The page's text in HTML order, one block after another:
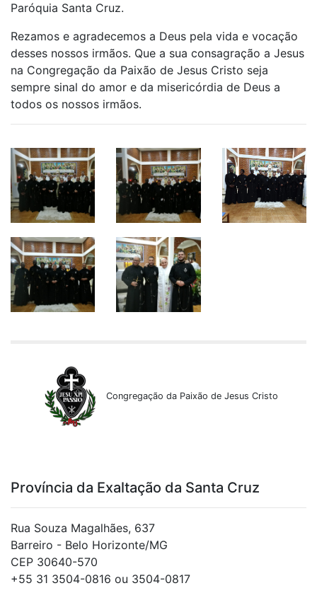
Paróquia Santa Cruz.
Rezamos e agradecemos a Deus pela vida e vocação
desses nossos irmãos. Que a sua consagração a Jesus
na Congregação da Paixão de Jesus Cristo seja
sempre sinal do amor e da misericórdia de Deus a
todos os nossos irmãos.
Congregação da Paixão de Jesus Cristo
Província da Exaltação da Santa Cruz
Rua Souza Magalhães, 637
Barreiro - Belo Horizonte/MG
CEP 30640-570
+55 31 3504-0816 ou 3504-0817